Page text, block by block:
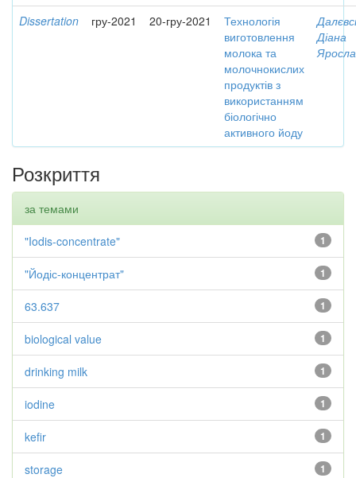
Dissertation гру-2021 20-гру-2021
Технологія
виготовлення
молока та
молочнокислих
продуктів з
використанням
біологічно
активного йоду
Діана
Розкриття
за темами
1
"Iodis-concentrate"
1
"Йодіс-концентрат"
1
63.637
1
biological value
1
drinking milk
1
iodine
1
kefir
1
storage